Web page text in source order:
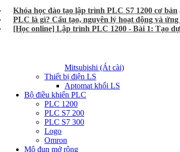
Khóa học đào tạo lập trình PLC S7 1200 cơ bản
PLC là gì? Cấu tạo, nguyên lý hoạt động và
[Học online] Lập trình PLC 1200 - Bài 1: Tạo
Mitsubishi (Át cài)
Thiết bị điện LS
Aptomat khối LS
Bộ điều khiển PLC
PLC 1200
PLC S7 200
PLC S7 300
Logo
Omron
Mô đun mở rộng